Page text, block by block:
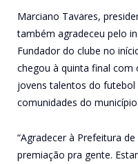
Marciano Tavares,
também agradeceu pelo
Fundador do clube no
chegou à quinta final com
jovens talentos do
comunidades do
“Agradecer à Prefeitura
premiação pra gente.